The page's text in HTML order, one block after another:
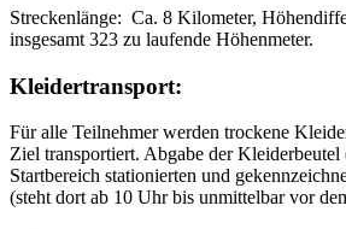
Streckenlänge: Ca. 8 Kilometer,
insgesamt 323 zu laufende Höhenmeter.
Kleidertransport:
Für alle Teilnehmer werden trockene
Ziel transportiert. Abgabe der
Startbereich stationierten und
(steht dort ab 10 Uhr bis unmittelbar vor